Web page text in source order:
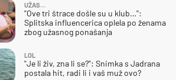
UŽAS…
"Ove tri štrace došle su u klub…":
Splitska influencerica oplela po ženama
zbog užasnog ponašanja
LOL
"Je li živ, zna li se?": Snimka s Jadrana
postala hit, radi li i vaš muž ovo?